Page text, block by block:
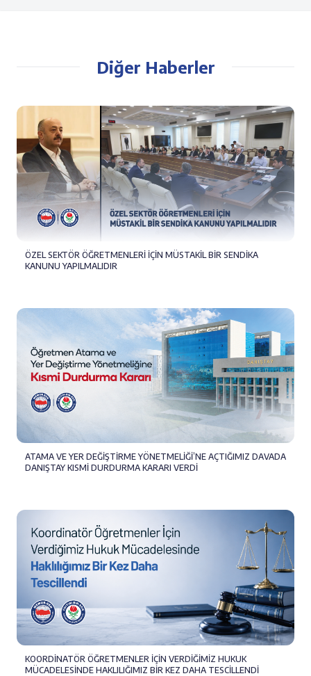
Diğer Haberler
ÖZEL SEKTÖR ÖĞRETMENLERİ İÇİN MÜSTAKİL BİR SENDİKA
KANUNU YAPILMALIDIR
ATAMA VE YER DEĞİŞTİRME YÖNETMELİĞİ’NE AÇTIĞIMIZ DAVADA
DANIŞTAY KISMİ DURDURMA KARARI VERDİ
KOORDİNATÖR ÖĞRETMENLER İÇİN VERDİĞİMİZ HUKUK
MÜCADELESİNDE HAKLILIĞIMIZ BİR KEZ DAHA TESCİLLENDİ